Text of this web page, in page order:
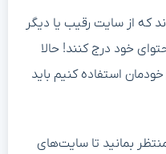
که از سایت رقیب یا دیگر
خود درج کنند! حالا
استفاده کنیم باید
بمانید تا سایت‌های